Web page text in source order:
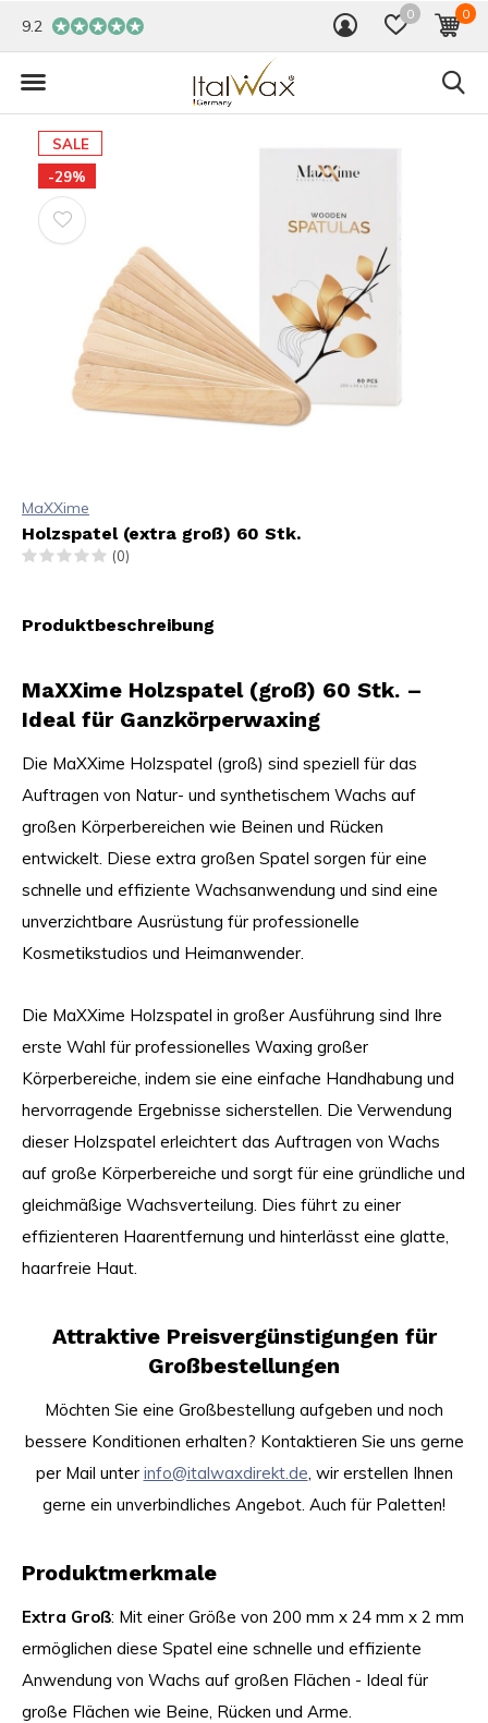
0 0
9.2
SALE
-29%
MaXXime
Holzspatel (extra groß) 60 Stk.
(0)
Produktbeschreibung
MaXXime Holzspatel (groß) 60 Stk. –
Ideal für Ganzkörperwaxing
Die MaXXime Holzspatel (groß) sind speziell für das
Auftragen von Natur- und synthetischem Wachs auf
großen Körperbereichen wie Beinen und Rücken
entwickelt. Diese extra großen Spatel sorgen für eine
schnelle und effiziente Wachsanwendung und sind eine
unverzichtbare Ausrüstung für professionelle
Kosmetikstudios und Heimanwender.
Die MaXXime Holzspatel in großer Ausführung sind Ihre
erste Wahl für professionelles Waxing großer
Körperbereiche, indem sie eine einfache Handhabung und
hervorragende Ergebnisse sicherstellen. Die Verwendung
dieser Holzspatel erleichtert das Auftragen von Wachs
auf große Körperbereiche und sorgt für eine gründliche und
gleichmäßige Wachsverteilung. Dies führt zu einer
effizienteren Haarentfernung und hinterlässt eine glatte,
haarfreie Haut.
Attraktive Preisvergünstigungen für
Großbestellungen
Möchten Sie eine Großbestellung aufgeben und noch
bessere Konditionen erhalten? Kontaktieren Sie uns gerne
per Mail unter info@italwaxdirekt.de, wir erstellen Ihnen
gerne ein unverbindliches Angebot. Auch für Paletten!
Produktmerkmale
Extra Groß: Mit einer Größe von 200 mm x 24 mm x 2 mm
ermöglichen diese Spatel eine schnelle und effiziente
Anwendung von Wachs auf großen Flächen - Ideal für
große Flächen wie Beine, Rücken und Arme.